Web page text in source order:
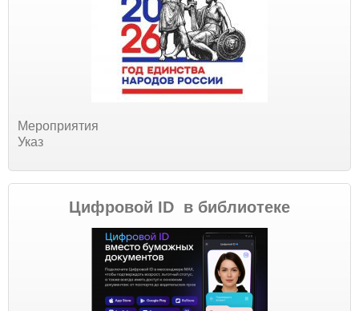
Мероприятия
Указ
Цифровой ID в библиотеке